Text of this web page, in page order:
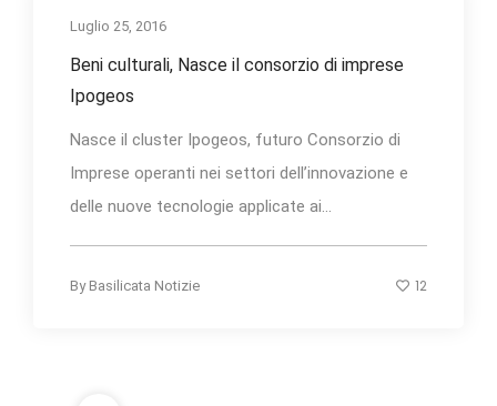
Luglio 25, 2016
Beni culturali, Nasce il consorzio di imprese
Ipogeos
Nasce il cluster Ipogeos, futuro Consorzio di
Imprese operanti nei settori dell’innovazione e
delle nuove tecnologie applicate ai...
By Basilicata Notizie 12